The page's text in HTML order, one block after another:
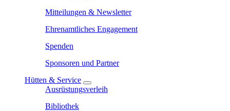
Mitteilungen & Newsletter
Ehrenamtliches Engagement
Spenden
Sponsoren und Partner
Hütten & Service
Ausrüstungsverleih
Bibliothek